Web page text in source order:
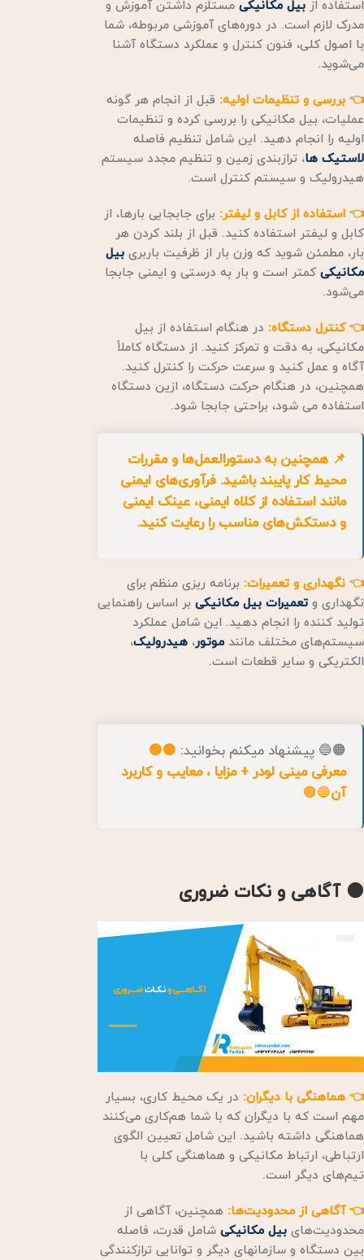
استفاده از بیل مکانیکی مستلزم داشتن آموزش و
مدرک لازم است. در دوره‌های آموزشی مربوطه، شما
با اصول کلی، فنون کنترل و عملکرد دستگاه آشنا
می‌شوید.
👈 بررسی و تنظیمات اولیه: قبل از انجام هر گونه
عملیات، بیل مکانیکی را بررسی کرده و تنظیمات
اولیه را انجام دهید. این شامل تنظیم فاصله
لاستیک ها، ترازبندی زمین و تنظیم مجدد سیستم
هیدرولیک و سیستم کنترل است.
👈 استفاده از کابل و لیفتر: برای جابجایی بارها، از
کابل و لیفتر استفاده کنید. قبل از بلند کردن هر
بار، مطمئن شوید که وزن بار از ظرفیت باربری بیل
مکانیکی کمتر است و بار به درستی و ایمنی جابجا
می‌شود.
👈 کنترل دستگاه: در هنگام استفاده از بیل
مکانیکی، به دقت و تمرکز کنید. از دستگاه کاملاً
آگاه و عمل کنید و سرعت حرکت را کنترل کنید.
همچنین، در هنگام حرکت دستگاه، ازین دستگاه
استفاده می شود، براحتی جابجا شود.
📌 همچنین به دستورالعمل‌ها و مقررات
محیط کار پایبند باشید. فرآوری‌های ایمنی
مانند استفاده از کلاه ایمنی، عینک ایمنی
و دستکش‌های مناسب را رعایت کنید.
👈 نگهداری و تعمیرات: برنامه ریزی منظم برای
نگهداری وتعمیرات بیل مکانیکی بر اساس راهنمایی
تولید کننده را انجام دهید. این شامل عملکرد
سیستم‌های مختلف مانند موتور، هیدرولیک،
الکتریکی و سایر قطعات است.
🟠🔵 پیشنهاد میکنم بخوانید: 🟡🟢
معرفی مینی لودر + مزایا ، معایب و کاربرد
آن🔵🟠
🟠 آگاهی و نکات ضروری
👈 هماهنگی با دیگران: در یک محیط کاری، بسیار
مهم است که با دیگران که با شما هم‌کاری می‌کنند
هماهنگی داشته باشید. این شامل تعیین الگوی
ارتباطی، ارتباط مکانیکی و هماهنگی کلی با
تیم‌های دیگر است.
👈 آگاهی از محدودیت‌ها: همچنین، آگاهی از
محدودیت‌های بیل مکانیکی شامل قدرت، فاصله
بین دستگاه و سازمانهای دیگر و توانایی ترازکنندگی